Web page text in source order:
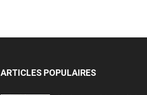
ARTICLES POPULAIRES